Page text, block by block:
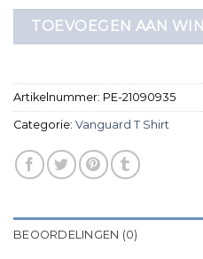
TOEVOEGEN AAN
Artikelnummer: PE-21090935
Categorie: Vanguard T Shirt
BEOORDELINGEN (0)